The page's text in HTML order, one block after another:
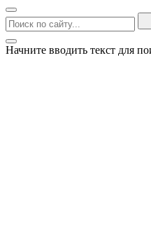
Начните вводить текст для